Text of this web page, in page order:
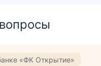
«ФК Открытие»